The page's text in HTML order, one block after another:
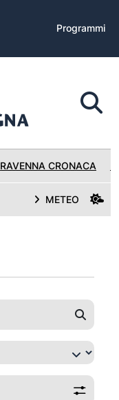
Programmi
RAVENNA CRONACA
METEO